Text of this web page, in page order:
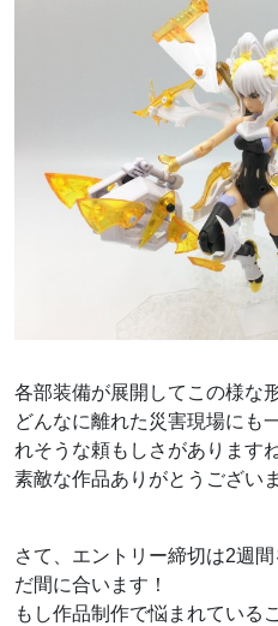
各部装備が展開してこの様な
どんなに離れた災害現場にも
れそうな頼もしさがありますね
素敵な作品ありがとうござい
さて、エントリー締切は2週
だ間に合います！
もし作品制作で悩まれている